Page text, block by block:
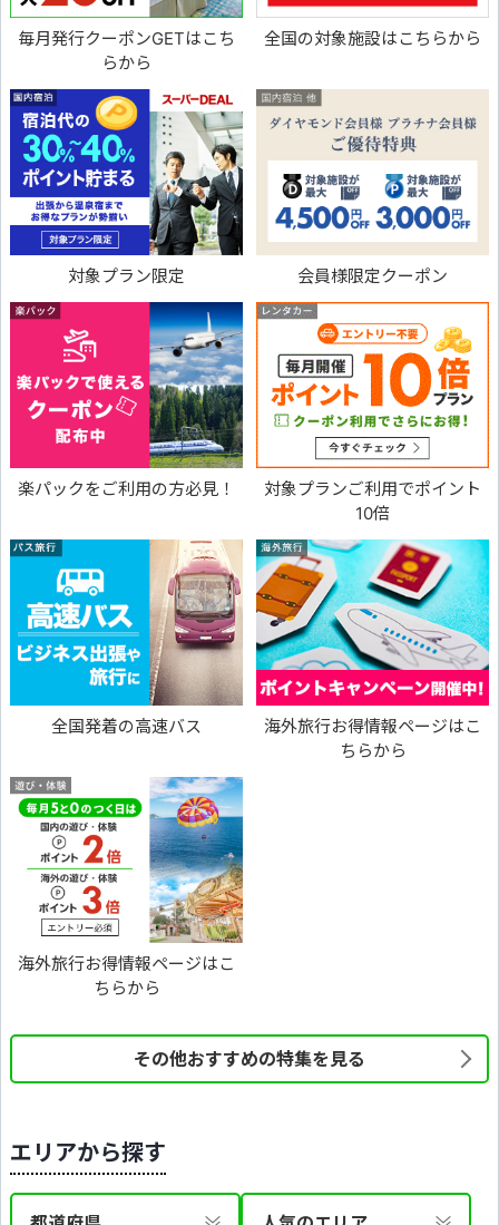
毎月発行クーポンGETはこち
らから
全国の対象施設はこちらから
対象プラン限定 会員様限定クーポン
楽パックをご利用の方必見！
対象プランご利用でポイント
10倍
全国発着の高速バス
海外旅行お得情報ページはこ
ちらから
海外旅行お得情報ページはこ
ちらから
その他おすすめの特集を見る
エリアから探す